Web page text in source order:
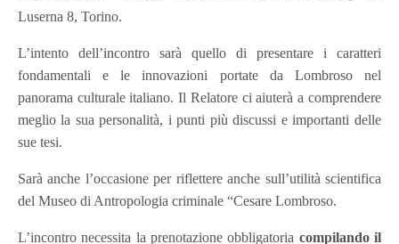
Luserna 8, Torino.
L’intento dell’incontro sarà quello di presentare i caratteri
fondamentali e le innovazioni portate da Lombroso nel
panorama culturale italiano. Il Relatore ci aiuterà a comprendere
meglio la sua personalità, i punti più discussi e importanti delle
sue tesi.
Sarà anche l’occasione per riflettere anche sull’utilità scientifica
del Museo di Antropologia criminale “Cesare Lombroso.
L’incontro necessita la prenotazione obbligatoria compilando il